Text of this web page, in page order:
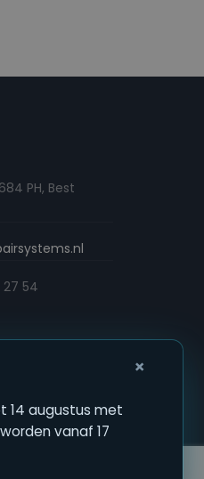
PH, Best
54
×
14 augustus met
vanaf 17